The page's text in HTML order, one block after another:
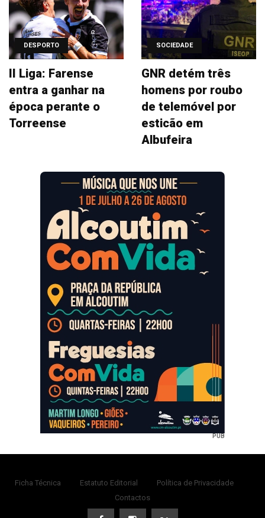
DESPORTO
II Liga: Farense
entra a ganhar na
época perante o
Torreense
SOCIEDADE
GNR detém três
homens por roubo
de telemóvel por
esticão em
Albufeira
PUB
Ficha Técnica Estatuto Editorial
Política de Privacidade
Contactos